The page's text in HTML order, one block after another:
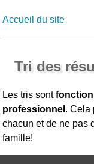
Accueil du site
Tri des
Les tris sont
professionnel . Cela
chacun et de ne pas
famille!